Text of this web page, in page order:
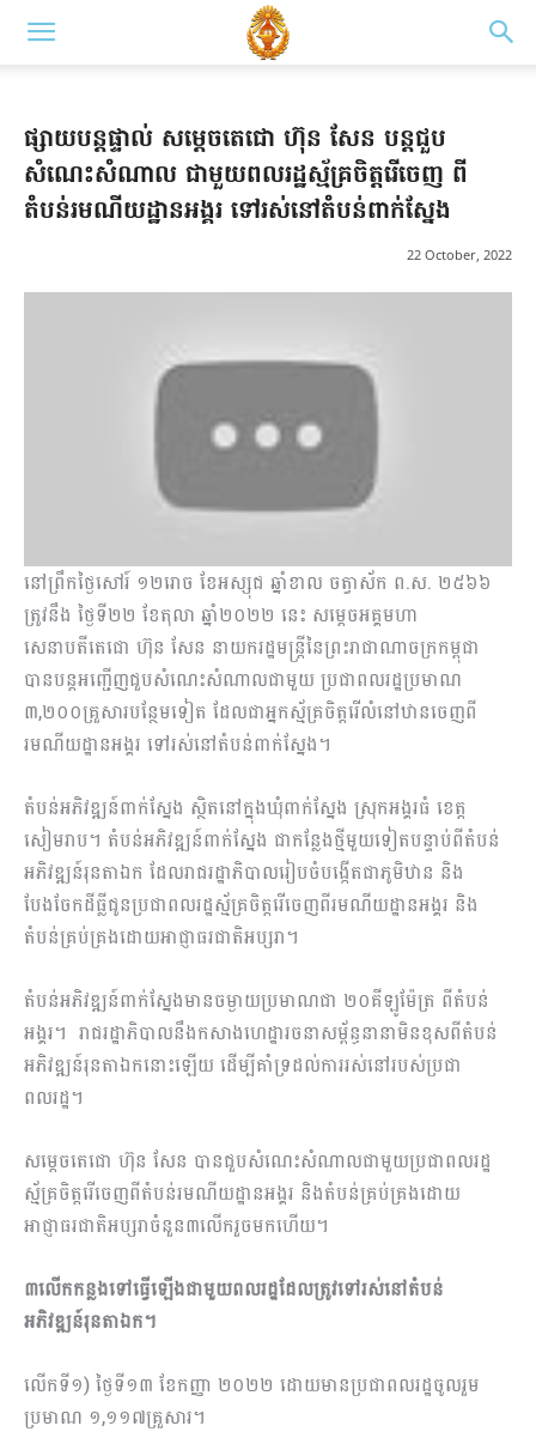
ផ្សាយបន្តផ្ទាល់ សម្តេចតេជោ ហ៊ុន សែន បន្តជួប
សំណេះសំណាល ជាមួយពលរដ្ឋស្ម័គ្រចិត្តរើចេញ ពី
តំបន់រមណីយដ្ឋានអង្គរ ទៅរស់នៅតំបន់ពាក់ស្នែង
22 October, 2022
នៅព្រឹកថ្ងៃសៅរ៍ ១២រោច ខែអស្សុជ ឆ្នាំខាល ចត្វាស័ក ព.ស. ២៥៦៦
ត្រូវនឹង ថ្ងៃទី២២ ខែតុលា ឆ្នាំ២០២២ នេះ សម្តេចអគ្គមហា
សេនាបតីតេជោ ហ៊ុន សែន នាយករដ្ឋមន្ត្រីនៃព្រះរាជាណាចក្រកម្ពុជា
បានបន្តអញ្ជើញជួបសំណេះសំណាលជាមួយ ប្រជាពលរដ្ឋប្រមាណ
៣,២០០គ្រួសារបន្ថែមទៀត ដែល​ជាអ្នកស្ម័គ្រចិត្តរើលំនៅឋានចេញពី
រមណីយដ្ឋានអង្គរ ទៅរស់នៅតំបន់ពាក់ស្នែង។
តំបន់អភិវឌ្ឍន៍ពាក់ស្នែង ស្ថិតនៅក្នុងឃុំពាក់ស្នែង ស្រុកអង្គរធំ ខេត្ត
សៀមរាប។ តំបន់អភិវឌ្ឍន៍ពាក់ស្នែង ជាកន្លែងថ្មីមួយទៀតបន្ទាប់ពីតំបន់
អភិវឌ្ឍន៍រុនតាឯក ដែលរាជរដ្ឋាភិបាលរៀបចំបង្កើតជាភូមិឋាន និង​
បែងចែកដីធ្លីជូនប្រជាពលរដ្ឋស្ម័គ្រចិត្តរើចេញពីរមណីយដ្ឋានអង្គរ និង
តំបន់​គ្រប់គ្រង​ដោយ​អាជ្ញាធរ​ជាតិអប្សរា។
តំបន់អភិវឌ្ឍន៍ពាក់ស្នែងមានចម្ងាយប្រមាណជា ២០គីឡូម៉ែត្រ ពីតំបន់
អង្គរ។ រាជរដ្ឋាភិបាល​នឹង​កសាង​ហេដ្ឋា​រចនាសម្ព័ន្ធនានាមិនខុសពីតំបន់
អភិវឌ្ឍន៍រុនតាឯកនោះឡើយ ដើម្បីគាំទ្រដល់ការ​រស់នៅ​របស់​ប្រជា
ពលរដ្ឋ។
សម្តេចតេជោ ហ៊ុន សែន បានជួបសំណេះសំណាលជាមួយ​ប្រជាពលរដ្ឋ
ស្ម័គ្រចិត្ត​រើចេញ​ពីតំបន់​រមណីយ​ដ្ឋាន​អង្គរ និងតំបន់គ្រប់គ្រងដោយ
អាជ្ញាធរជាតិអប្សរាចំនួន៣លើករួចមកហើយ។
៣លើកកន្លងទៅធ្វើឡើងជាមួយពលរដ្ឋដែលត្រូវទៅរស់នៅតំបន់
អភិវឌ្ឍន៍រុនតាឯក។
លើកទី១) ថ្ងៃទី១៣ ខែកញ្ញា ២០២២ ដោយមានប្រជាពលរដ្ឋចូលរួម
ប្រមាណ ១,១១៧គ្រួសារ។